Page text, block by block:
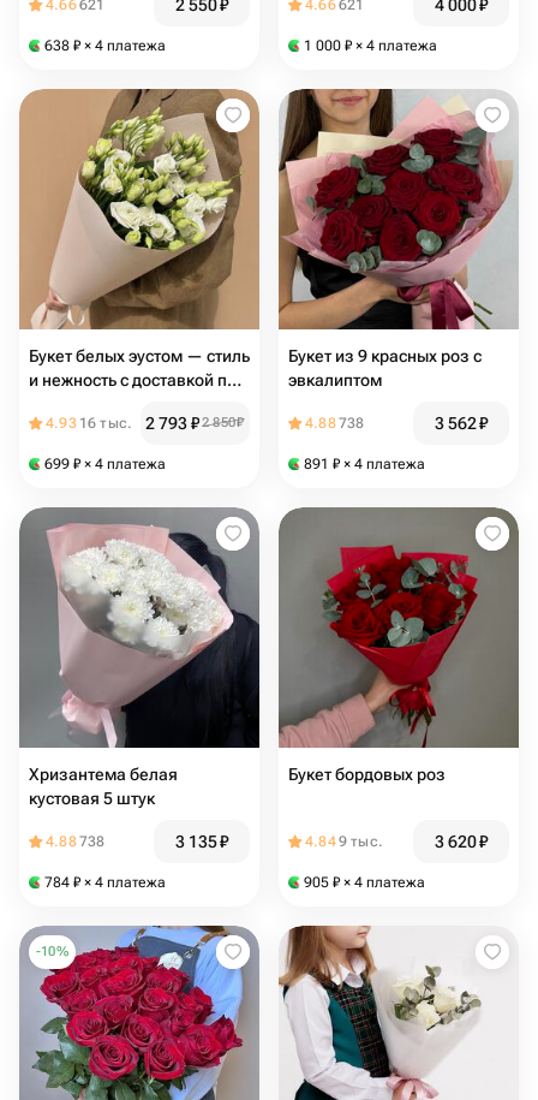
4.66621 2 550₽
638 ₽ × 4 платежа
4.66621 4 000₽
1 000 ₽ × 4 платежа
Букет белых эустом — стиль
и нежность с доставкой по
4.93 16 тыс. 2 793₽2 850₽
699 ₽ × 4 платежа
Букет из 9 красных роз с
эвкалиптом
4.88738 3 562₽
891 ₽ × 4 платежа
Хризантема белая
кустовая 5 штук
4.88738 3 135₽
784 ₽ × 4 платежа
Букет бордовых роз
4.849 тыс. 3 620₽
905 ₽ × 4 платежа
-10%